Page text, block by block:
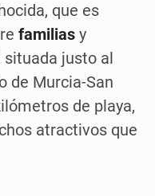
que es
familias y
justo al
de Murcia-San
de playa,
atractivos que